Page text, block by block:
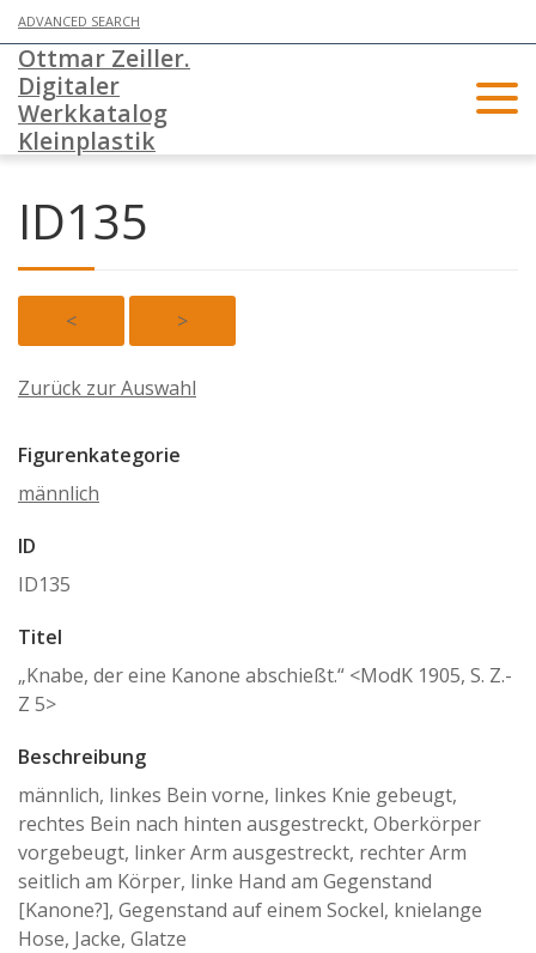
ADVANCED SEARCH
Ottmar Zeiller.
Digitaler
Werkkatalog
Kleinplastik
ID135
< >
Zurück zur Auswahl
Figurenkategorie
männlich
ID
ID135
Titel
„Knabe, der eine Kanone abschießt.“ <ModK 1905, S. Z.-
Z 5>
Beschreibung
männlich, linkes Bein vorne, linkes Knie gebeugt,
rechtes Bein nach hinten ausgestreckt, Oberkörper
vorgebeugt, linker Arm ausgestreckt, rechter Arm
seitlich am Körper, linke Hand am Gegenstand
[Kanone?], Gegenstand auf einem Sockel, knielange
Hose, Jacke, Glatze